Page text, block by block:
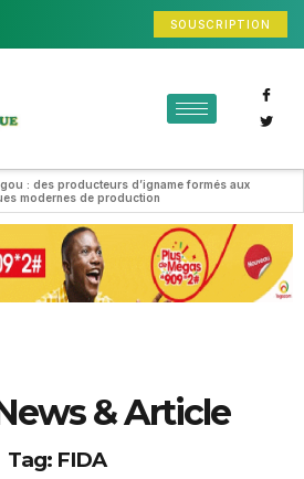
SOUSCRIPTION
: des producteurs d’igname formés aux
modernes de production
& Article
Tag: FIDA